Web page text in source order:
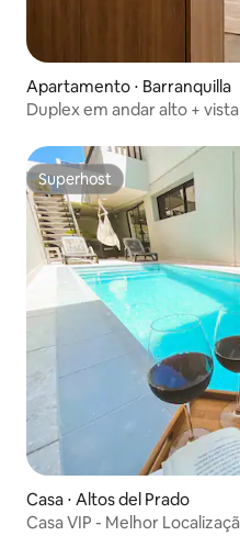
Apartamento ⋅ Barranquilla
Duplex em andar alto +
Superhost
Superhost
Casa ⋅ Altos del Prado
Casa VIP - Melhor